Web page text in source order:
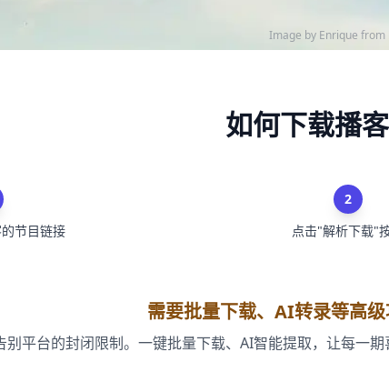
Image by Enrique from
如何下载播客
节目链接
2
点击"解析下载"
需要批量下载、AI转录等高级
别平台的封闭限制。一键批量下载、AI智能提取，让每一